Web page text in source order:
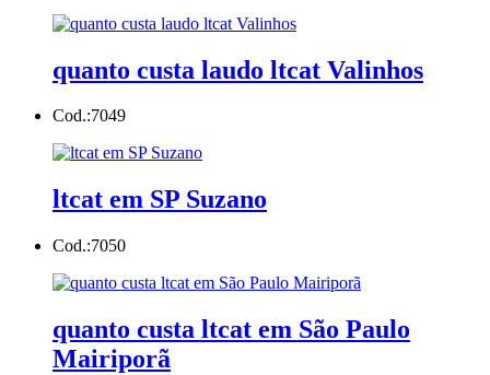
quanto custa laudo ltcat Valinhos
Cod.:7049
ltcat em SP Suzano
Cod.:7050
quanto custa ltcat em São Paulo
Mairiporã